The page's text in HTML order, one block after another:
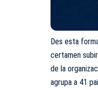
Des esta
certamen
de la
agrupa a 41